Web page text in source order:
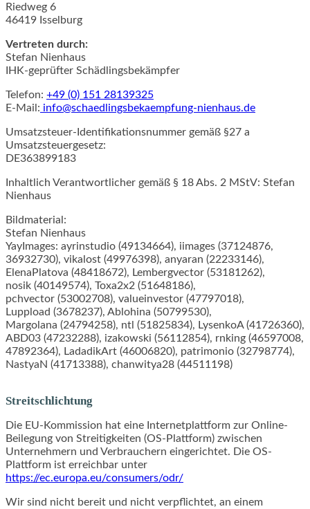
Riedweg 6
46419 Isselburg
Vertreten durch:
Stefan Nienhaus
IHK-geprüfter Schädlingsbekämpfer
Telefon: +49 (0) 151 28139325
E-Mail: info@schaedlingsbekaempfung-nienhaus.de
Umsatzsteuer-Identifikationsnummer gemäß §27 a
Umsatzsteuergesetz:
DE363899183
Inhaltlich Verantwortlicher gemäß § 18 Abs. 2 MStV: Stefan
Nienhaus
Bildmaterial:
Stefan Nienhaus
YayImages: ayrinstudio (49134664), iimages (37124876,
36932730), vikalost (49976398), anyaran (22233146),
ElenaPlatova (48418672), Lembergvector (53181262),
nosik (40149574), Toxa2x2 (51648186),
pchvector (53002708), valueinvestor (47797018),
Luppload (3678237), Ablohina (50799530),
Margolana (24794258), ntl (51825834), LysenkoA (41726360),
ABD03 (47232288), izakowski (56112854), rnking (46597008,
47892364), LadadikArt (46006820), patrimonio (32798774),
NastyaN (41713388), chanwitya28 (44511198)
Streitschlichtung
Die EU-Kommission hat eine Internetplattform zur Online-
Beilegung von Streitigkeiten (OS-Plattform) zwischen
Unternehmern und Verbrauchern eingerichtet. Die OS-
Plattform ist erreichbar unter
https://ec.europa.eu/consumers/odr/
Wir sind nicht bereit und nicht verpflichtet, an einem